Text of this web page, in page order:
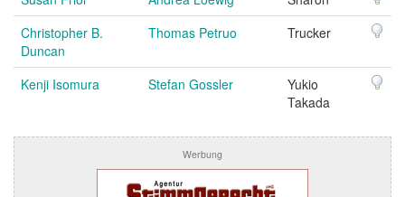
Christopher B.
Duncan
Thomas Petruo Trucker
Kenji Isomura Stefan Gossler
Yukio
Takada
Werbung